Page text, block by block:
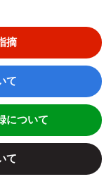
摘
て
について
て